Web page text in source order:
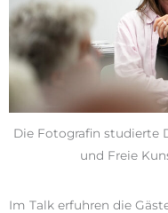
Die Fotografin studierte
und Freie
Im Talk erfuhren die